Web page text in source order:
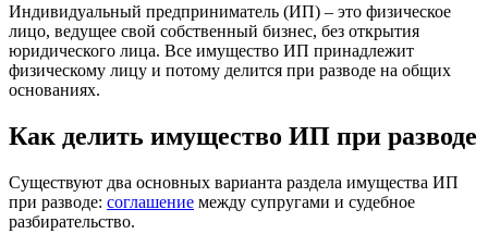
Индивидуальный предприниматель (ИП) – это физическое
лицо, ведущее свой собственный бизнес, без открытия
юридического лица. Все имущество ИП принадлежит
физическому лицу и потому делится при разводе на общих
основаниях.
Как делить имущество ИП при разводе
Существуют два основных варианта раздела имущества ИП
при разводе: соглашение между супругами и судебное
разбирательство.